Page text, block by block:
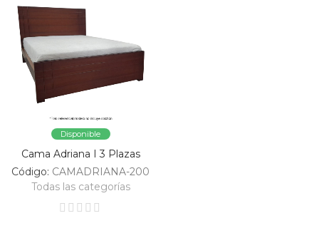
Disponible
Cama Adriana I 3 Plazas
Código: CAMADRIANA-200
Todas las categorías